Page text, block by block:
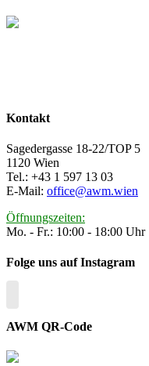
Kontakt
Sagedergasse 18-22/TOP 5
1120 Wien
Tel.: +43 1 597 13 03
E-Mail: office@awm.wien
Öffnungszeiten:
Mo. - Fr.: 10:00 - 18:00 Uhr
Folge uns auf Instagram
AWM QR-Code